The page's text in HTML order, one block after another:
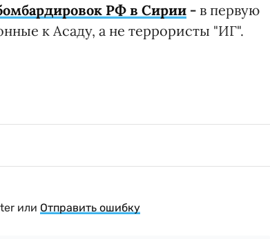
РФ в Сирии - в первую
к Асаду, а не террористы "ИГ".
или Отправить ошибку